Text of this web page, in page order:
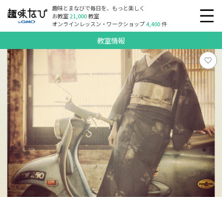
趣味とまなびで毎日を、もっと楽しく
お教室21,000教室
オンラインレッスン・ワークショップ4,400件
教室情報